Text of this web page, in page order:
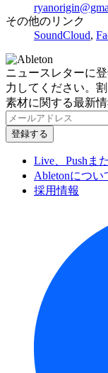
その他のリンク
SoundCloud,
ニュースレターに
力してください。
素材に関する最新
Live、Pushま
Abletonについ
採用情報